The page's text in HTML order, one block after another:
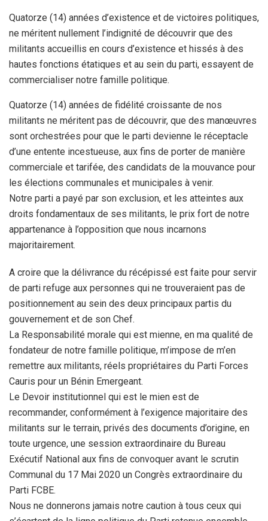
Quatorze (14) années d’existence et de victoires politiques,
ne méritent nullement l’indignité de découvrir que des
militants accueillis en cours d’existence et hissés à des
hautes fonctions étatiques et au sein du parti, essayent de
commercialiser notre famille politique.
Quatorze (14) années de fidélité croissante de nos
militants ne méritent pas de découvrir, que des manœuvres
sont orchestrées pour que le parti devienne le réceptacle
d’une entente incestueuse, aux fins de porter de manière
commerciale et tarifée, des candidats de la mouvance pour
les élections communales et municipales à venir.
Notre parti a payé par son exclusion, et les atteintes aux
droits fondamentaux de ses militants, le prix fort de notre
appartenance à l’opposition que nous incarnons
majoritairement.
A croire que la délivrance du récépissé est faite pour servir
de parti refuge aux personnes qui ne trouveraient pas de
positionnement au sein des deux principaux partis du
gouvernement et de son Chef.
La Responsabilité morale qui est mienne, en ma qualité de
fondateur de notre famille politique, m’impose de m’en
remettre aux militants, réels propriétaires du Parti Forces
Cauris pour un Bénin Emergeant.
Le Devoir institutionnel qui est le mien est de
recommander, conformément à l’exigence majoritaire des
militants sur le terrain, privés des documents d’origine, en
toute urgence, une session extraordinaire du Bureau
Exécutif National aux fins de convoquer avant le scrutin
Communal du 17 Mai 2020 un Congrès extraordinaire du
Parti FCBE.
Nous ne donnerons jamais notre caution à tous ceux qui